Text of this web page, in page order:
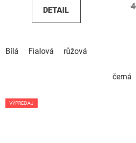
DETAIL
Bílá Fialová růžová
černá
VÝPREDAJ